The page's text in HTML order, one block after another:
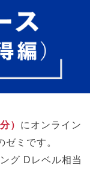
） にオンライン
ミです。
グ Dレベル相当